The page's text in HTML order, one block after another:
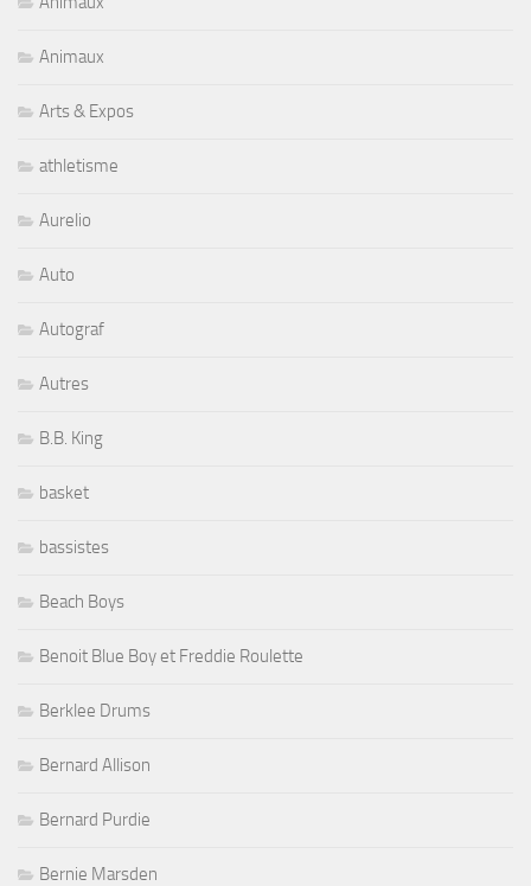
Animaux
Arts & Expos
athletisme
Aurelio
Auto
Autograf
Autres
B.B. King
basket
bassistes
Beach Boys
Benoit Blue Boy et Freddie Roulette
Berklee Drums
Bernard Allison
Bernard Purdie
Bernie Marsden